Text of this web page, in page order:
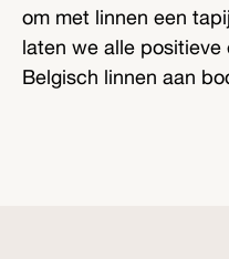
om met linnen een
laten we alle
Belgisch linnen aan